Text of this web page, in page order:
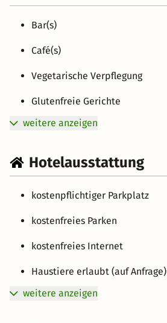
Bar(s)
Café(s)
Vegetarische Verpflegung
Glutenfreie Gerichte
weitere anzeigen
Hotelausstattung
kostenpflichtiger Parkplatz
kostenfreies Parken
kostenfreies Internet
Haustiere erlaubt (auf Anfrage)
weitere anzeigen